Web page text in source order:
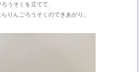
うそくを立てて、
りんごろうそくのできあがり。